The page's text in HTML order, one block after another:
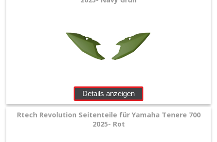
Details anzeigen
Rtech Revolution Seitenteile für Yamaha Tenere 700
2025- Rot